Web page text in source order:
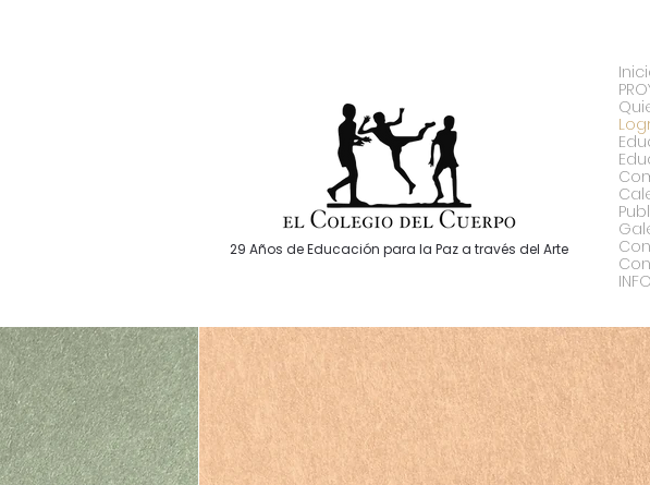
29 Años de Educación para la Paz a través del Arte
DEL